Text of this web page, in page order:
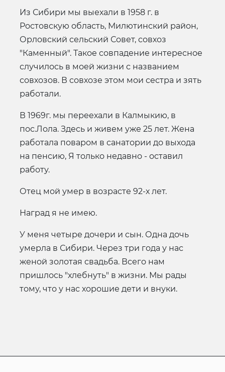
Из Сибири мы выехали в 1958 г. в
Ростовскую область, Милютинский район,
Орловский сельский Совет, совхоз
"Каменный". Такое совпадение интересное
случилось в моей жизни с названием
совхозов. В совхозе этом мои сестра и зять
работали.
В 1969г. мы переехали в Калмыкию, в
пос.Лола. Здесь и живем уже 25 лет. Жена
работала поваром в санатории до выхода
на пенсию, Я только недавно - оставил
работу.
Отец мой умер в возрасте 92-х лет.
Наград я не имею.
У меня четыре дочери и сын. Одна дочь
умерла в Сибири. Через три года у нас
женой золотая свадьба. Всего нам
пришлось "хлебнуть" в жизни. Мы рады
тому, что у нас хорошие дети и внуки.